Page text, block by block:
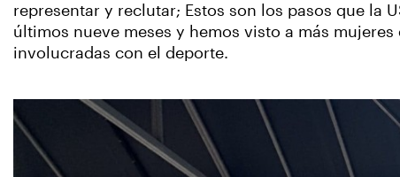
representar y reclutar; Estos son los pasos que la
últimos nueve meses y hemos visto a más
involucradas con el deporte.